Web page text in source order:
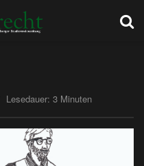
Lesedauer: 3 Minuten